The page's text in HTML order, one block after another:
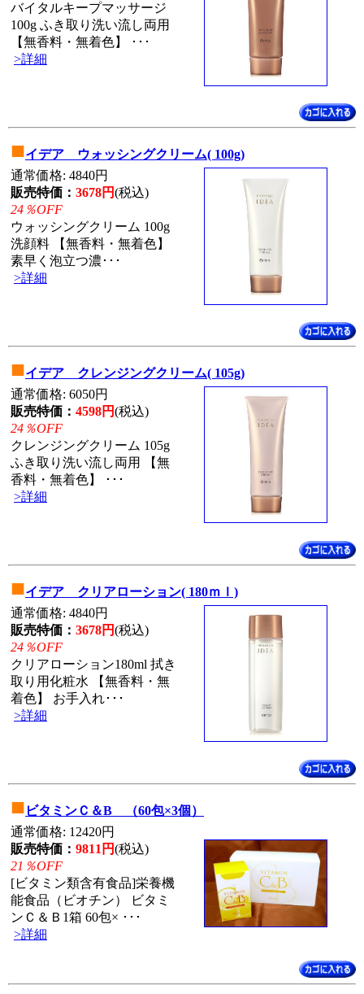
バイタルキープマッサージ
100g ふき取り洗い流し両用
【無香料・無着色】 ･･･
>詳細
■イデア ウォッシングクリーム( 100g)
通常価格: 4840円
販売特価： 3678円(税込)
24％OFF
ウォッシングクリーム 100g
洗顔料 【無香料・無着色】
素早く泡立つ濃･･･
>詳細
■イデア クレンジングクリーム( 105g)
通常価格: 6050円
販売特価： 4598円(税込)
24％OFF
クレンジングクリーム 105g
ふき取り洗い流し両用 【無
香料・無着色】 ･･･
>詳細
■イデア クリアローション( 180ｍｌ)
通常価格: 4840円
販売特価： 3678円(税込)
24％OFF
クリアローション180ml 拭き
取り用化粧水 【無香料・無
着色】 お手入れ･･･
>詳細
■ ビタミンＣ＆B （60包×3個）
通常価格: 12420円
販売特価： 9811円(税込)
21％OFF
[ビタミン類含有食品]栄養機
能食品（ビオチン） ビタミ
ンＣ＆Ｂ1箱 60包× ･･･
>詳細